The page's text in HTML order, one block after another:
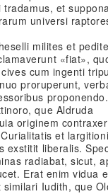
et
universi
milites et
«fiat»,
cum ingenti
proruperunt,
proponendo.
que Aldruda
originem
et
exstitit liberalis.
radiabat, sicut,
Erat enim vidua
Iudith, que